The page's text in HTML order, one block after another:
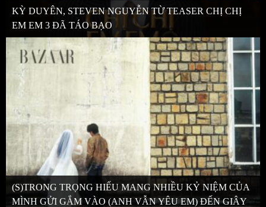
KỲ DUYÊN, STEVEN NGUYỄN TỪ TEASER CHỊ CHỊ
EM EM 3 ĐÃ TÁO BẠO
(S)TRONG TRỌNG HIẾU MANG NHIỀU KỶ NIỆM CỦA
MÌNH GỬI GẮM VÀO (ANH VẪN YÊU EM) ĐẾN GIÂY